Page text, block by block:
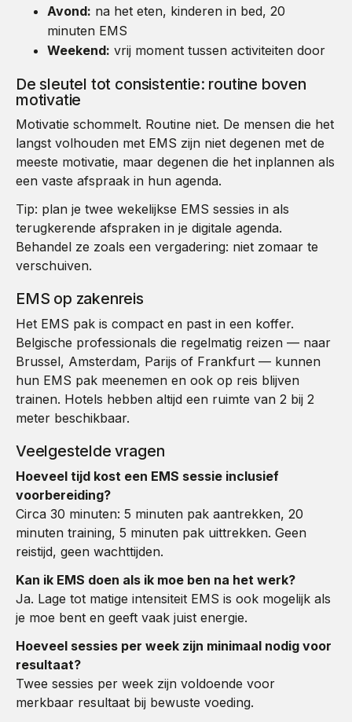
Avond: na het eten, kinderen in bed, 20
minuten EMS
Weekend: vrij moment tussen activiteiten door
De sleutel tot consistentie: routine boven
motivatie
Motivatie schommelt. Routine niet. De mensen die het
langst volhouden met EMS zijn niet degenen met de
meeste motivatie, maar degenen die het inplannen als
een vaste afspraak in hun agenda.
Tip: plan je twee wekelijkse EMS sessies in als
terugkerende afspraken in je digitale agenda.
Behandel ze zoals een vergadering: niet zomaar te
verschuiven.
EMS op zakenreis
Het EMS pak is compact en past in een koffer.
Belgische professionals die regelmatig reizen — naar
Brussel, Amsterdam, Parijs of Frankfurt — kunnen
hun EMS pak meenemen en ook op reis blijven
trainen. Hotels hebben altijd een ruimte van 2 bij 2
meter beschikbaar.
Veelgestelde vragen
Hoeveel tijd kost een EMS sessie inclusief
voorbereiding?
Circa 30 minuten: 5 minuten pak aantrekken, 20
minuten training, 5 minuten pak uittrekken. Geen
reistijd, geen wachttijden.
Kan ik EMS doen als ik moe ben na het werk?
Ja. Lage tot matige intensiteit EMS is ook mogelijk als
je moe bent en geeft vaak juist energie.
Hoeveel sessies per week zijn minimaal nodig voor
resultaat?
Twee sessies per week zijn voldoende voor
merkbaar resultaat bij bewuste voeding.